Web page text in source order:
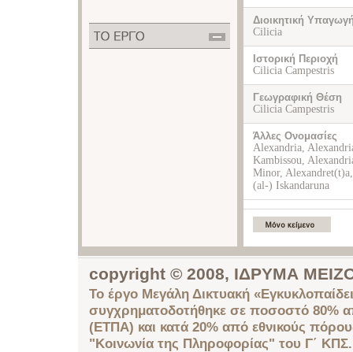
Διοικητική
Cilicia
Ιστορική Περιοχή
Cilicia Campestris
Γεωγραφική Θέση
Cilicia Campestris
Άλλες Ονομασίες
Alexandria,
Kambissou,
Minor, Alexandret(t)a,
(al-) Iskandaruna
copyright © 2008, ΙΔΡΥΜΑ
Το έργο Μεγάλη Δικτυακή
συγχρηματοδοτήθηκε σε ποσοστό 80%
(ΕΤΠΑ) και κατά 20% από εθνικούς
"Κοινωνία της Πληροφορίας" του Γ΄ ΚΠΣ.